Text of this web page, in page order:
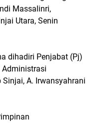
Massalinri,
Utara, Senin
dihadiri Penjabat (Pj)
A. Irwansyahrani